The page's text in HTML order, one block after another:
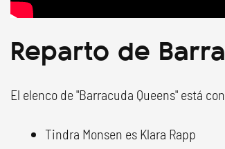
Reparto de
El elenco de "Barracuda Queens" está
Tindra Monsen es Klara Rapp